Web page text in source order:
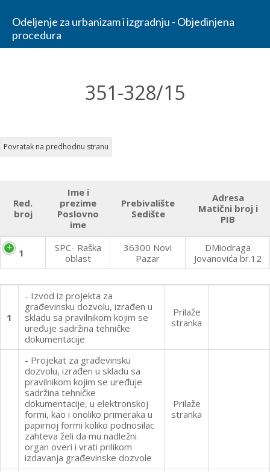
Odeljenje za urbanizam i izgradnju - Objedinjena
procedura
351-328/15
Red.
broj
Ime i
prezime
Poslovno
ime
Prebivalište
Sedište
Adresa
Matični broj i
PIB
1
SPC- Raška
oblast
36300 Novi
Pazar
DMiodraga
Jovanovića br.12
1
- Izvod iz projekta za
građevinsku dozvolu, izrađen u
skladu sa pravilnikom kojim se
uređuje sadržina tehničke
dokumentacije
Prilaže
stranka
- Projekat za građevinsku
dozvolu, izrađen u skladu sa
pravilnikom kojim se uređuje
sadržina tehničke
dokumentacije, u elektronskoj
formi, kao i onoliko primeraka u
papirnoj formi koliko podnosilac
zahteva želi da mu nadležni
organ overi i vrati prilikom
izdavanja građevinske dozvole
Prilaže
stranka